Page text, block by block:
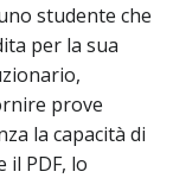
studente che
per la sua
prove
la capacità di
PDF, lo